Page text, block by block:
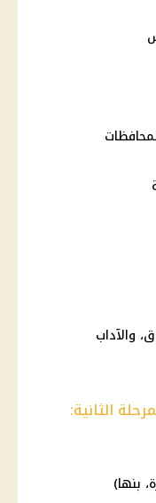
والآداب
الثانية:
بنها)